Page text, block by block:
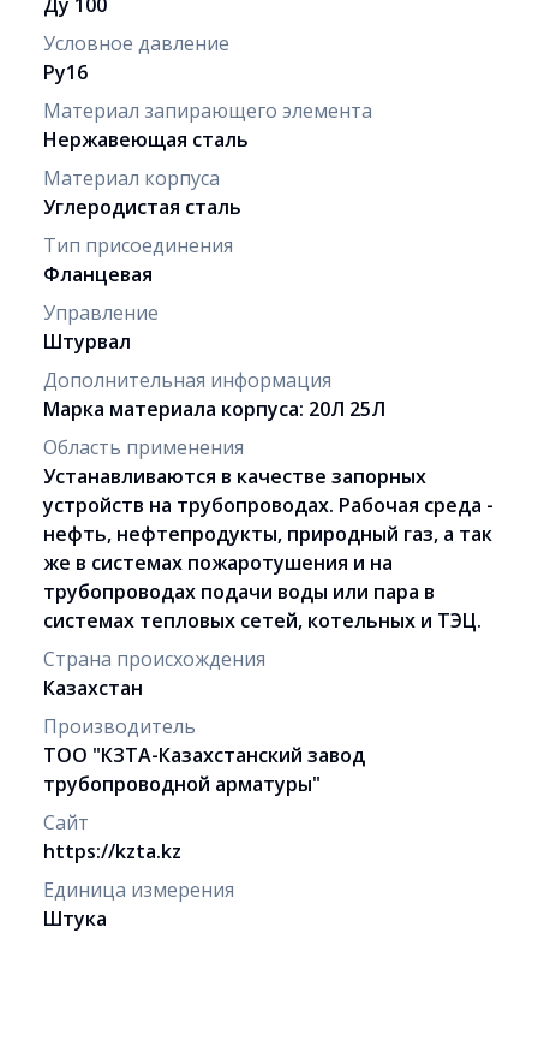
Условное давление
Ру16
Материал запирающего элемента
Нержавеющая сталь
Материал корпуса
Углеродистая сталь
Тип присоединения
Фланцевая
Управление
Штурвал
Дополнительная информация
Марка материала корпуса: 20Л 25Л
Область применения
Устанавливаются в качестве запорных
устройств на трубопроводах. Рабочая среда -
нефть, нефтепродукты, природный газ, а так
же в системах по­жаротушения и на
трубопроводах подачи воды или пара в
системах тепловых сетей, котельных и ТЭЦ.
Страна происхождения
Казахстан
Производитель
ТОО "КЗТА-Казахстанский завод
трубопроводной арматуры"
Сайт
https://kzta.kz
Единица измерения
Штука